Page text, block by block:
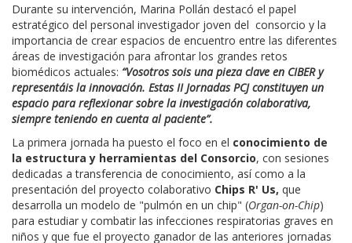
Durante su intervención, Marina Pollán destacó el papel
estratégico del personal investigador joven del consorcio y la
importancia de crear espacios de encuentro entre las diferentes
áreas de investigación para afrontar los grandes retos
biomédicos actuales: “Vosotros sois una pieza clave en CIBER y
representáis la innovación. Estas II Jornadas PCJ constituyen un
espacio para reflexionar sobre la investigación colaborativa,
siempre teniendo en cuenta al paciente”.
La primera jornada ha puesto el foco en el conocimiento de
la estructura y herramientas del Consorcio, con sesiones
dedicadas a transferencia de conocimiento, así como a la
presentación del proyecto colaborativo Chips R' Us, que
desarrolla un modelo de "pulmón en un chip" (Organ-on-Chip)
para estudiar y combatir las infecciones respiratorias graves en
niños y que fue el proyecto ganador de las anteriores jornadas